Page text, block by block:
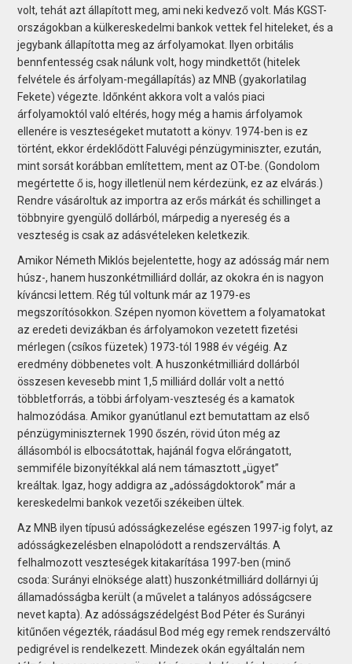
volt, tehát azt állapított meg, ami neki kedvező volt. Más KGST-
országokban a külkereskedelmi bankok vettek fel hiteleket, és a
jegybank állapította meg az árfolyamokat. Ilyen orbitális
bennfentesség csak nálunk volt, hogy mindkettőt (hitelek
felvétele és árfolyam-megállapítás) az MNB (gyakorlatilag
Fekete) végezte. Időnként akkora volt a valós piaci
árfolyamoktól való eltérés, hogy még a hamis árfolyamok
ellenére is veszteségeket mutatott a könyv. 1974-ben is ez
történt, ekkor érdeklődött Faluvégi pénzügyminiszter, ezután,
mint sorsát korábban említettem, ment az OT-be. (Gondolom
megértette ő is, hogy illetlenül nem kérdezünk, ez az elvárás.)
Rendre vásároltuk az importra az erős márkát és schillinget a
többnyire gyengülő dollárból, márpedig a nyereség és a
veszteség is csak az adásvételeken keletkezik.
Amikor Németh Miklós bejelentette, hogy az adósság már nem
húsz-, hanem huszonkétmilliárd dollár, az okokra én is nagyon
kíváncsi lettem. Rég túl voltunk már az 1979-es
megszorítósokkon. Szépen nyomon követtem a folyamatokat
az eredeti devizákban és árfolyamokon vezetett fizetési
mérlegen (csíkos füzetek) 1973-tól 1988 év végéig. Az
eredmény döbbenetes volt. A huszonkétmilliárd dollárból
összesen kevesebb mint 1,5 milliárd dollár volt a nettó
többletforrás, a többi árfolyam-veszteség és a kamatok
halmozódása. Amikor gyanútlanul ezt bemutattam az első
pénzügyminiszternek 1990 őszén, rövid úton még az
állásomból is elbocsátottak, hajánál fogva előrángatott,
semmiféle bizonyítékkal alá nem támasztott „ügyet”
kreáltak. Igaz, hogy addigra az „adósságdoktorok” már a
kereskedelmi bankok vezetői székeiben ültek.
Az MNB ilyen típusú adósságkezelése egészen 1997-ig folyt, az
adósságkezelésben elnapolódott a rendszerváltás. A
felhalmozott veszteségek kitakarítása 1997-ben (minő
csoda: Surányi elnöksége alatt) huszonkétmilliárd dollárnyi új
államadósságba került (a művelet a talányos adósságcsere
nevet kapta). Az adósságszédelgést Bod Péter és Surányi
kitűnően végezték, ráadásul Bod még egy remek rendszerváltó
pedigrével is rendelkezett. Mindezek okán egyáltalán nem